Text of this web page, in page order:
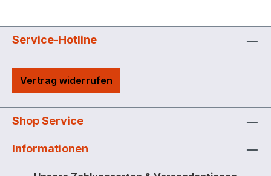
Service-Hotline
Vertrag widerrufen
Shop Service
Informationen